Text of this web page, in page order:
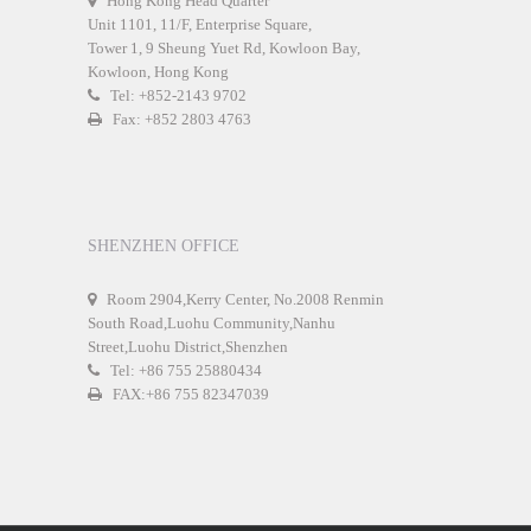
Unit 1101, 11/F, Enterprise Square,
Tower 1, 9 Sheung Yuet Rd, Kowloon Bay,
Kowloon, Hong Kong
Tel: +852-2143 9702
Fax: +852 2803 4763
SHENZHEN OFFICE
Room 2904,Kerry Center, No.2008 Renmin
South Road,Luohu Community,Nanhu
Street,Luohu District,Shenzhen
Tel: +86 755 25880434
FAX:+86 755 82347039